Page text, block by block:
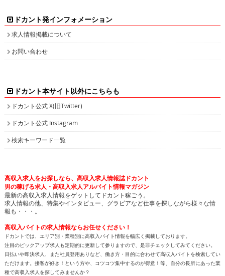
ドカント発インフォメーション
求人情報掲載について
お問い合わせ
ドカント本サイト以外にこちらも
ドカント公式 X(旧Twitter)
ドカント公式 Instagram
検索キーワード一覧
高収入求人をお探しなら、高収入求人情報誌ドカント
男の稼げる求人・高収入求人アルバイト情報マガジン
最新の高収入求人情報をゲットしてドカント稼ごう。
求人情報の他、特集やインタビュー、グラビアなど仕事を探しながら様々な情
報も・・・。
高収入バイトの求人情報ならお任せください！
ドカントでは、エリア別・業種別に高収入バイト情報を幅広く掲載しております。
注目のピックアップ求人も定期的に更新して参りますので、是非チェックしてみてください。
日払いや即決求人、また社員登用ありなど、働き方・目的に合わせて高収入バイトを検索してい
ただけます。接客が好き！という方や、コツコツ集中するのが得意！等、自分の長所にあった業
種で高収入求人を探してみませんか？